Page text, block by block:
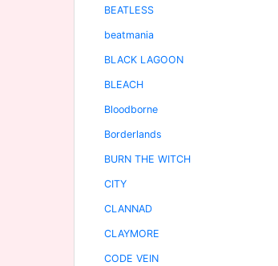
BEATLESS
beatmania
BLACK LAGOON
BLEACH
Bloodborne
Borderlands
BURN THE WITCH
CITY
CLANNAD
CLAYMORE
CODE VEIN